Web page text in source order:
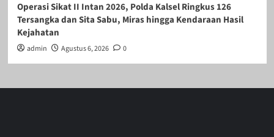
Operasi Sikat II Intan 2026, Polda Kalsel Ringkus 126
Tersangka dan Sita Sabu, Miras hingga Kendaraan Hasil
Kejahatan
admin Agustus 6, 2026 0